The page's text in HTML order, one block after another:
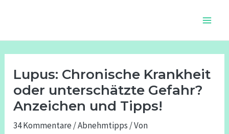
Lupus: Chronische Krankheit
oder unterschätzte Gefahr?
Anzeichen und Tipps!
34 Kommentare /Abnehmtipps / Von